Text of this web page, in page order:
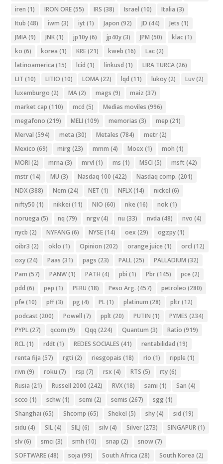
iren (1) IRON ORE(55) IRS (38) Israel (10) Italia (3)
Itub (48) iwm (3) iyt (1) Japon (92) JD (44) Jets (1)
JMIA(9) JNK(1) jp10y(6) jp40y(3) JPM (50) klac(1)
ko (6) korea (1) KRE(21) kweb (16) Lac(2)
latinoamerica (15) lcid (1) linkusd (1) LIRA TURCA(26)
LIT (10) LITIO (10) LOMA(22) lqd (11) lukoy(2) Luv(2)
luxemburgo (2) MA(2) mags (9) maiz (37)
market cap (110) mcd (5) Medias moviles (996)
megafono (219) MELI (109) memorias (3) mep (21)
Merval (594) meta (30) Metales (784) metr(2)
Mexico (69) mirg (23) mmm (4) Moex (1) moh (1)
MORI (2) mrna (3) mrvl (1) ms (1) MSCI (5) msft (42)
mstr(14) MU (3) Nasdaq 100 (422) Nasdaq comp. (201)
NDX(388) Nem (24) NET (1) NFLX(14) nickel (6)
nifty50 (1) nikkei (11) NIO (60) nke (16) nok(1)
noruega (5) nq (79) nrgv(4) nu (33) nvda (48) nvo (4)
nycb (2) NYFANG (6) NYSE(14) oex (29) ogzpy(1)
oibr3 (2) oklo (1) Opinion (202) orange juice (1) orcl (12)
oxy(24) Paas (31) pags (23) PALL(25) PALLADIUM (32)
Pam (57) PANW(1) PATH (4) pbi (1) Pbr(145) pce (2)
pdd (6) pep (1) PERU (18) Peso Arg. (457) petroleo (280)
pfe (10) pff(3) pg (4) PL(1) platinum (28) pltr(12)
podcast (200) Powell (7) pplt (20) PUTIN (1) PYMES (234)
PYPL(27) qcom (9) Qqq (224) Quantum (3) Ratio (919)
RCL(1) rddt (1) REDES SOCIALES (41) rentabilidad (19)
renta fija (57) rgti (2) riesgopais (18) rio (1) ripple (1)
rivn (9) roku (7) rsp (7) rsx (4) RTS (5) rty(6)
Rusia (21) Russell 2000 (242) RVX(18) sami (1) San (4)
scco (1) schw(1) semi (2) semis (267) sgg (1)
Shanghai (65) Shcomp (65) Shekel (5) shy(4) sid (19)
sidu (4) SIL(4) SILJ (6) silv(4) Silver(273) SINGAPUR(1)
slv(6) smci (3) smh (10) snap (2) snow(7)
SOFTWARE(48) soja (99) South Africa (28) South Korea (2)